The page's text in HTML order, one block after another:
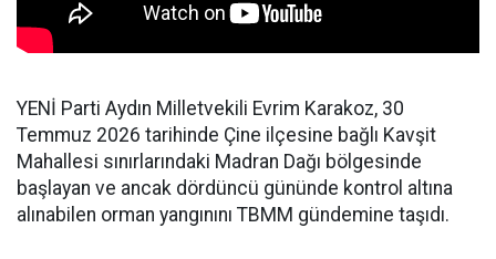
YENİ Parti Aydın Milletvekili Evrim Karakoz, 30
Temmuz 2026 tarihinde Çine ilçesine bağlı Kavşit
Mahallesi sınırlarındaki Madran Dağı bölgesinde
başlayan ve ancak dördüncü gününde kontrol altına
alınabilen orman yangınını TBMM gündemine taşıdı.